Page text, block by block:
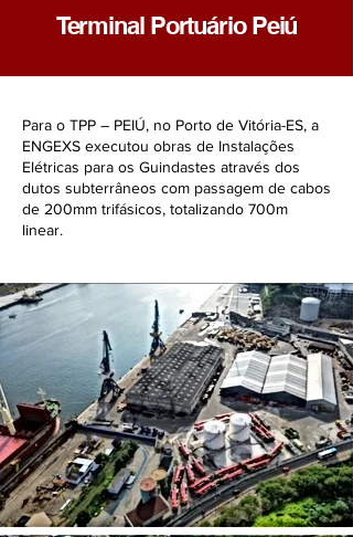
Terminal Portuário Peiú
Para o TPP – PEIÚ, no Porto de Vitória-ES, a
ENGEXS executou obras de Instalações
Elétricas para os Guindastes através dos
dutos subterrâneos com passagem de cabos
de 200mm trifásicos, totalizando 700m
linear.